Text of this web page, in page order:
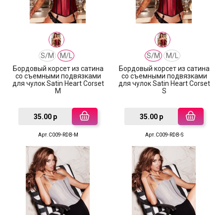
S/M
M/L
Бордовый корсет из сатина
со съемными подвязками
для чулок Satin Heart Corset
M
35.00 р
Арт.C009-RDB-M
S/M
M/L
Бордовый корсет из сатина
со съемными подвязками
для чулок Satin Heart Corset
S
35.00 р
Арт.C009-RDB-S